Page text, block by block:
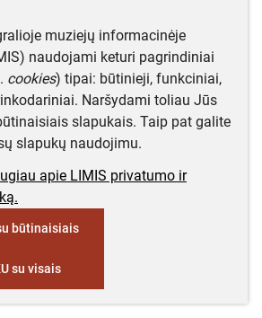
muziejų informacinėje
naudojami keturi pagrindiniai
cookies) tipai: būtinieji, funkciniai,
Naršydami toliau Jūs
slapukais. Taip pat galite
slapukų naudojimu.
apie LIMIS privatumo ir
būtinaisiais
su visais